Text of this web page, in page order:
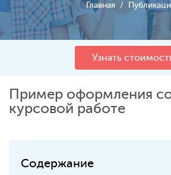
Главная /
Узнать
Пример оформления
курсовой работе
Содержание